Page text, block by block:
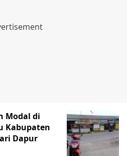
Modal di
Kabupaten
Dapur